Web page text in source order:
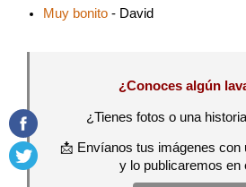
Muy bonito - David
¿Conoces algún
¿Tienes fotos o una
📩 Envíanos tus imágenes con
y lo publicaremos en